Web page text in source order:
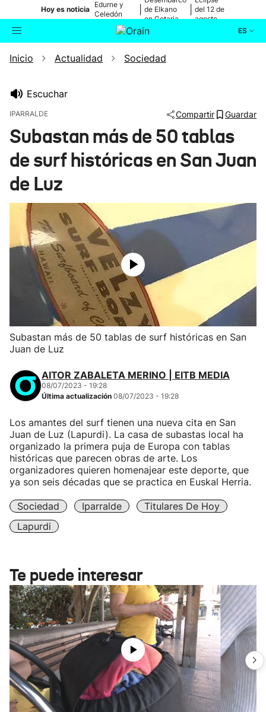
Hoy es noticia
Edurne y
Celedón
de Elkano
en Getaria
del 12 de
agosto
ES
Buscador Actualidad
Ikusmiran
Inicio Actualidad Sociedad
Escuchar
IPARRALDE Compartir Guardar
Subastan más de 50 tablas
de surf históricas en San Juan
de Luz
Subastan más de 50 tablas de surf históricas en San
Juan de Luz
AITOR ZABALETA MERINO | EITB MEDIA
08/07/2023 - 19:28
Última actualización 08/07/2023 - 19:28
Los amantes del surf tienen una nueva cita en San
Juan de Luz (Lapurdi). La casa de subastas local ha
organizado la primera puja de Europa con tablas
históricas que parecen obras de arte. Los
organizadores quieren homenajear este deporte, que
ya son seis décadas que se practica en Euskal Herria.
Sociedad Iparralde
Titulares De Hoy
Lapurdi
Te puede interesar